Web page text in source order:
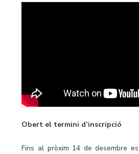
Obert el termini d’inscripció
Fins al pròxim 14 de desembre